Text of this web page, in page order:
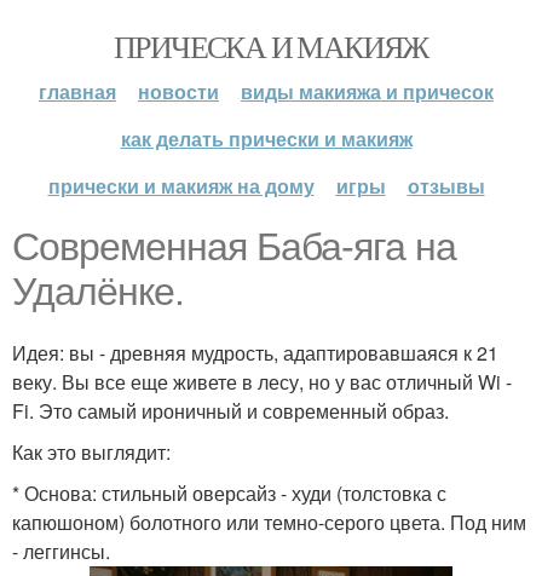
ПРИЧЕСКА И МАКИЯЖ
главная новости
виды макияжа и причесок
как делать прически и макияж
прически и макияж на дому
игры отзывы
Современная Баба-яга на
Удалёнке.
Идея: вы - древняя мудрость, адаптировавшаяся к 21
веку. Вы все еще живете в лесу, но у вас отличный Wi -
Fi. Это самый ироничный и современный образ.
Как это выглядит:
* Основа: стильный оверсайз - худи (толстовка с
капюшоном) болотного или темно-серого цвета. Под ним
- леггинсы.